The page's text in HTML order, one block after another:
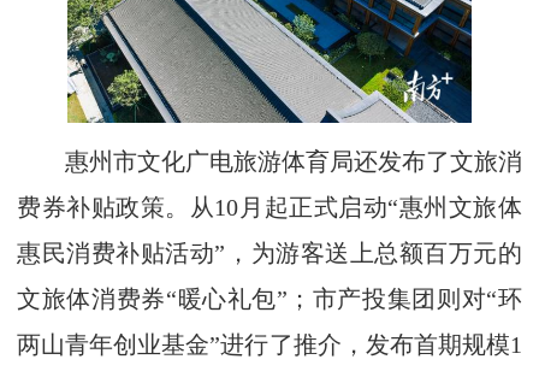
惠州市文化广电旅游体育局还发布了文旅消
费券补贴政策。从10月起正式启动“惠州文旅体
惠民消费补贴活动”，为游客送上总额百万元的
文旅体消费券“暖心礼包”；市产投集团则对“环
两山青年创业基金”进行了推介，发布首期规模1